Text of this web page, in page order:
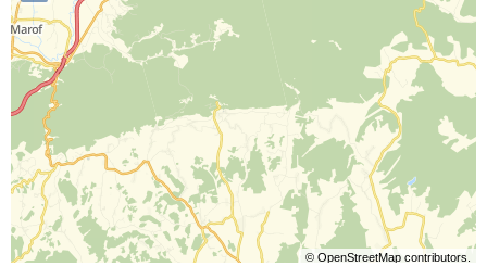
© OpenStreetMapcontributors.